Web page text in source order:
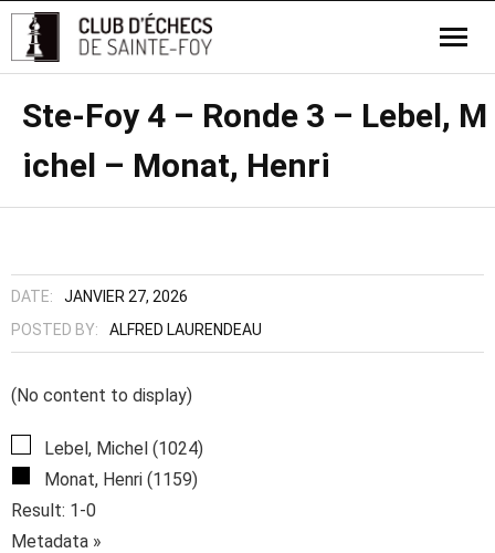
Ste-Foy 4 – Ronde 3 – Lebel, M
ichel – Monat, Henri
DATE:
JANVIER 27, 2026
POSTED BY:
ALFRED LAURENDEAU
(No content to display)
Lebel, Michel (1024)
Monat, Henri (1159)
Result: 1-0
Metadata »